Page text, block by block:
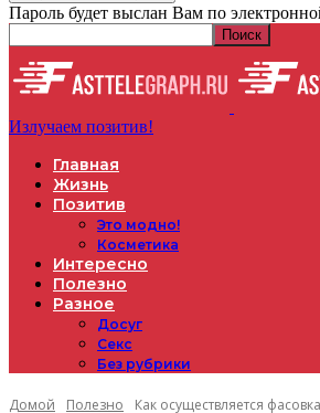
Пароль будет выслан Вам по
Излучаем позитив!
Главная
Жизнь
Позитив
Это модно!
Косметика
Интересно
Полезно
Разное
Досуг
Секс
Без рубрики
Домой Полезно Как осуществляется